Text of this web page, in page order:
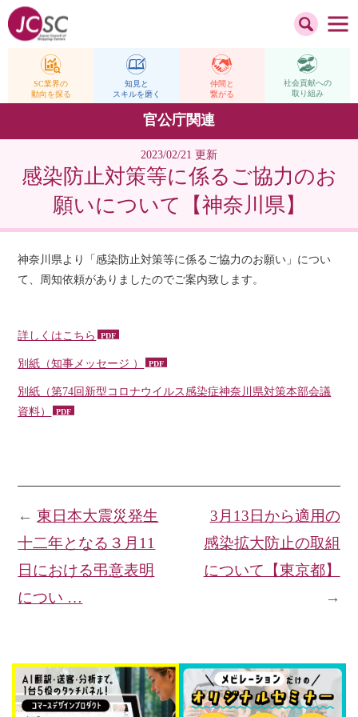
SC業界の
動向を探る
知見と
スキルを磨く
仲間と
繋がる
社会貢献への
取り組み
官公庁関連
2023/02/21 更新
感染防止対策等に係るご協力のお
願いについて【神奈川県】
神奈川県より「感染防止対策等に係るご協力のお願い」につい
て、周知依頼がありましたのでご案内致します。
詳しくはこちら
別紙（知事メッセージ ）
別紙（第74回新型コロナウイルス感染症神奈川県対策本部会議
資料）
3月13日から適用の
感染拡大防止の取組
について【東京都】
→
←東日本大震災発生
十二年となる３月11
日における弔意表明
につい …